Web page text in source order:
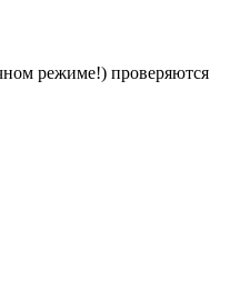
режиме!) проверяются